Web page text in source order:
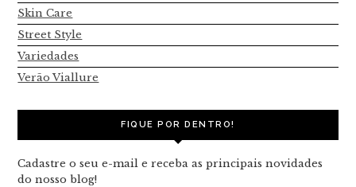
Skin Care
Street Style
Variedades
Verão Viallure
FIQUE POR DENTRO!
Cadastre o seu e-mail e receba as principais novidades
do nosso blog!